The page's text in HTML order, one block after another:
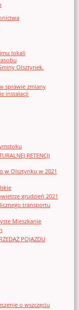
lokali
Olsztynek.
sprawie zmiany
instalacji
RETENCJI
w Olsztynku w 2021
grudzień 2021
transportu
Mieszkanie
POJAZDU
o wszczęciu